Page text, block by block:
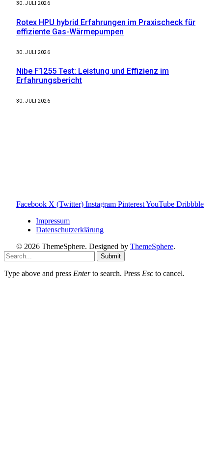
30. JULI 2026
Rotex HPU hybrid Erfahrungen im Praxischeck für
effiziente Gas-Wärmepumpen
30. JULI 2026
Nibe F1255 Test: Leistung und Effizienz im
Erfahrungsbericht
30. JULI 2026
Facebook X (Twitter) Instagram PinterestYouTube Dribbble
Impressum
Datenschutzerklärung
© 2026 ThemeSphere. Designed by ThemeSphere.
Submit
Type above and press Enterto search. Press Esc to cancel.